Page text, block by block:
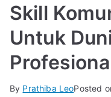
Skill
Untuk
By Prathiba LeoPosted